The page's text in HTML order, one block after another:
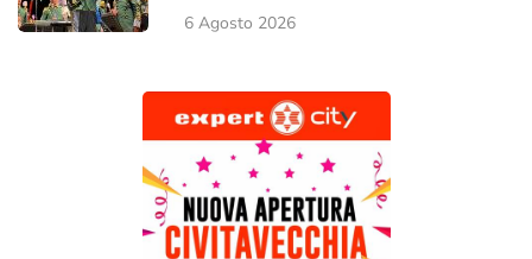
6 Agosto 2026